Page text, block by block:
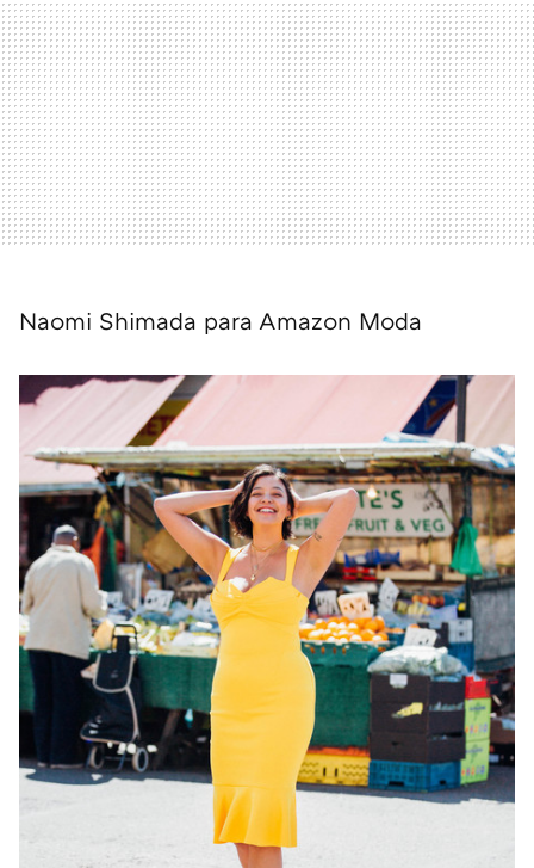
Naomi Shimada para Amazon Moda